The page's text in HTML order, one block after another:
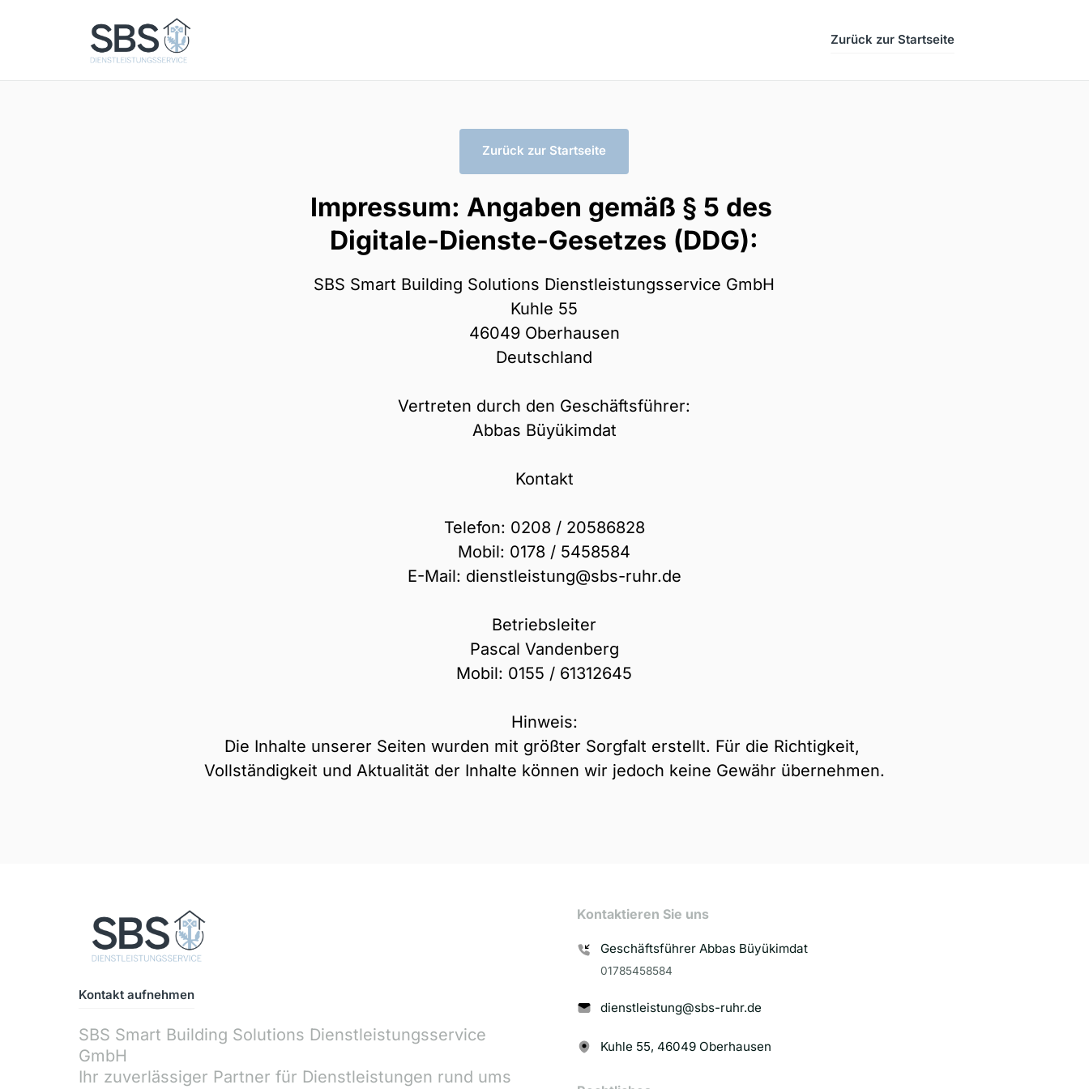
Zurück zur Startseite
Zurück zur Startseite
Impressum: Angaben gemäß § 5 des
Digitale-Dienste-Gesetzes (DDG):
SBS Smart Building Solutions Dienstleistungsservice GmbH
Kuhle 55
46049 Oberhausen
Deutschland
Vertreten durch den Geschäftsführer:
Abbas Büyükimdat
Kontakt
Telefon: 0208 / 20586828
Mobil: 0178 / 5458584
E-Mail: dienstleistung@sbs-ruhr.de
Betriebsleiter
Pascal Vandenberg
Mobil: 0155 / 61312645
Hinweis:
Die Inhalte unserer Seiten wurden mit größter Sorgfalt erstellt. Für die Richtigkeit,
Vollständigkeit und Aktualität der Inhalte können wir jedoch keine Gewähr übernehmen.
Kontakt aufnehmen
SBS Smart Building Solutions
GmbH
Ihr zuverlässiger Partner für Dienstleistungen rund
Kontaktieren Sie uns
01785458584
dienstleistung@sbs-ruhr.de
Kuhle 55, 46049 Oberhausen